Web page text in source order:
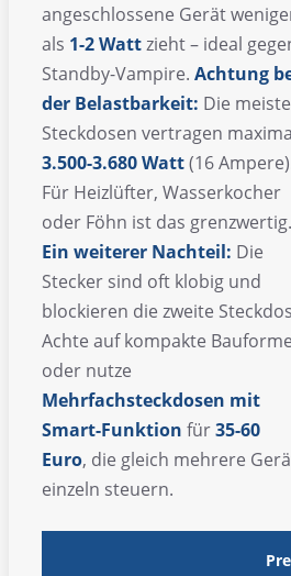
angeschlossene Gerät
als 1-2 Wattzieht – ideal
Standby-Vampire. Achtung
der Belastbarkeit: Die
Steckdosen vertragen
3.500-3.680 Watt(16
Für Heizlüfter, Wasserkocher
oder Föhn ist das grenzwertig.
Ein weiterer Nachteil: Die
Stecker sind oft klobig und
blockieren die zweite
Achte auf kompakte
oder nutze
Mehrfachsteckdosen mit
Smart-Funktion für35-60
Euro, die gleich mehrere
einzeln steuern.